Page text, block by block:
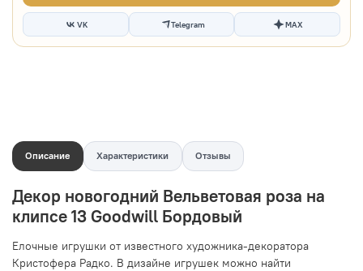
VK Telegram MAX
Описание Характеристики Отзывы
Декор новогодний Вельветовая роза на
клипсе 13 Goodwill Бордовый
Елочные игрушки от известного художника-декоратора
Кристофера Радко. В дизайне игрушек можно найти